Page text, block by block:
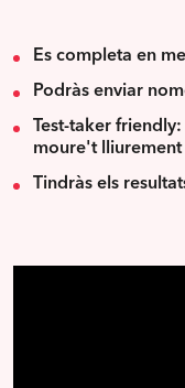
Es completa en
Podràs enviar
Test-taker
moure't lliurement
Tindràs els